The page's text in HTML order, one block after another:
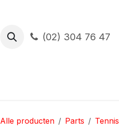
(02) 304 76 47
Alle producten Parts Tennis